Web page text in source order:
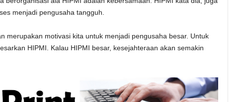
menjadi pengusaha tangguh.
merupakan motivasi kita untuk menjadi pengusaha besar. Untuk
HIPMI. Kalau HIPMI besar, kesejahteraan akan semakin